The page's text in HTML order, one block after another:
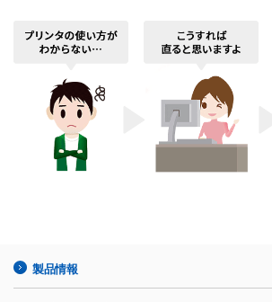
製品情報